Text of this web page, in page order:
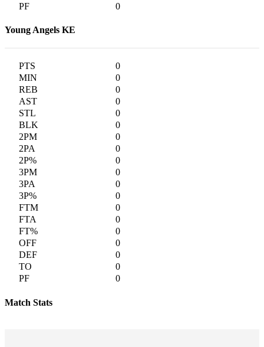
0
Young Angels KE
0
0
0
0
0
0
0
0
0
0
0
0
0
0
0
0
0
0
0
Match Stats